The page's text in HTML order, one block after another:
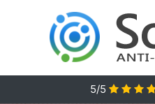
5/5